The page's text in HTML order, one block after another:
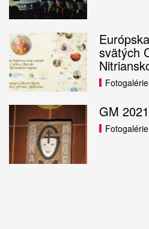
svätých
Fotogalérie
GM 2021
Fotogalérie